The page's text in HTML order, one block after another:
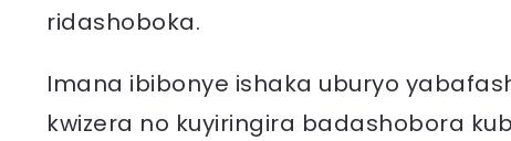
ridashoboka.
Imana ibibonye ishaka uburyo
kwizera no kuyiringira badashobora